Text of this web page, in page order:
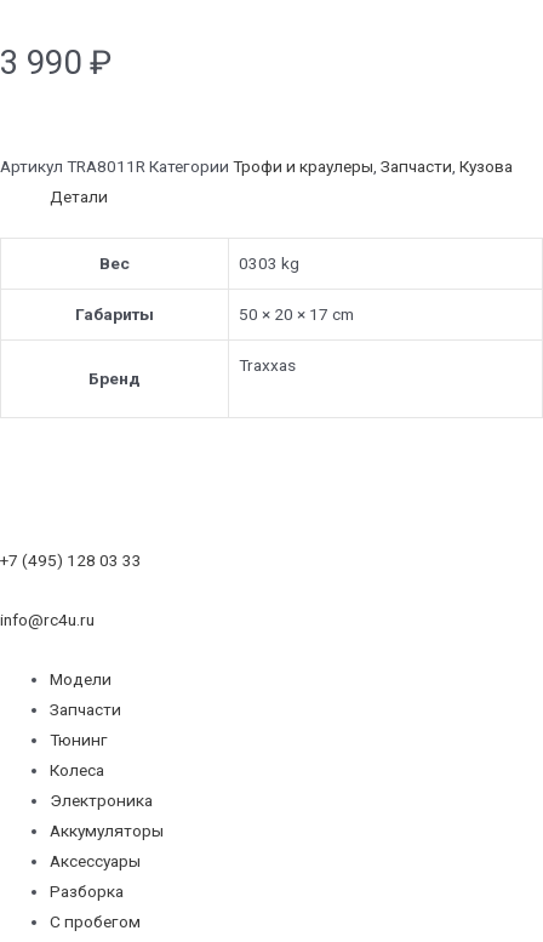
3 990 ₽
Артикул TRA8011RКатегории Трофи и краулеры, Запчасти, Кузова
Детали
Вес 0303 kg
Габариты 50 × 20 × 17 cm
Бренд
Traxxas
+7 (495) 128 03 33
info@rc4u.ru
Модели
Запчасти
Тюнинг
Колеса
Электроника
Аккумуляторы
Аксессуары
Разборка
С пробегом